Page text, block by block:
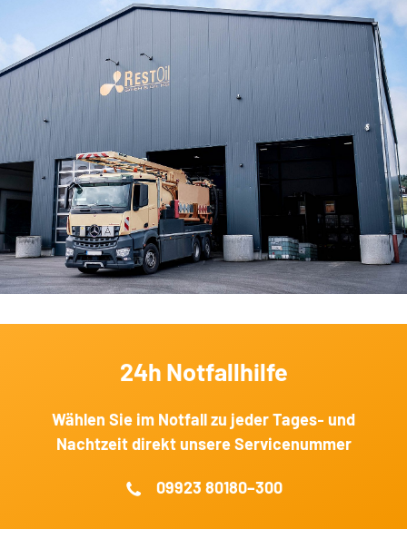
24h Notfallhilfe
Wählen Sie im Notfall zu jeder Tages‐ und
Nachtzeit direkt unsere Servicenummer
09923 80180–300